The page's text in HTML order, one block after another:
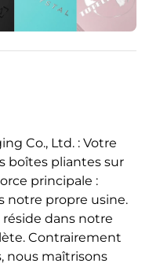
Co., Ltd. : Votre
boîtes pliantes sur
principale :
notre propre usine.
dans notre
Contrairement
nous maîtrisons